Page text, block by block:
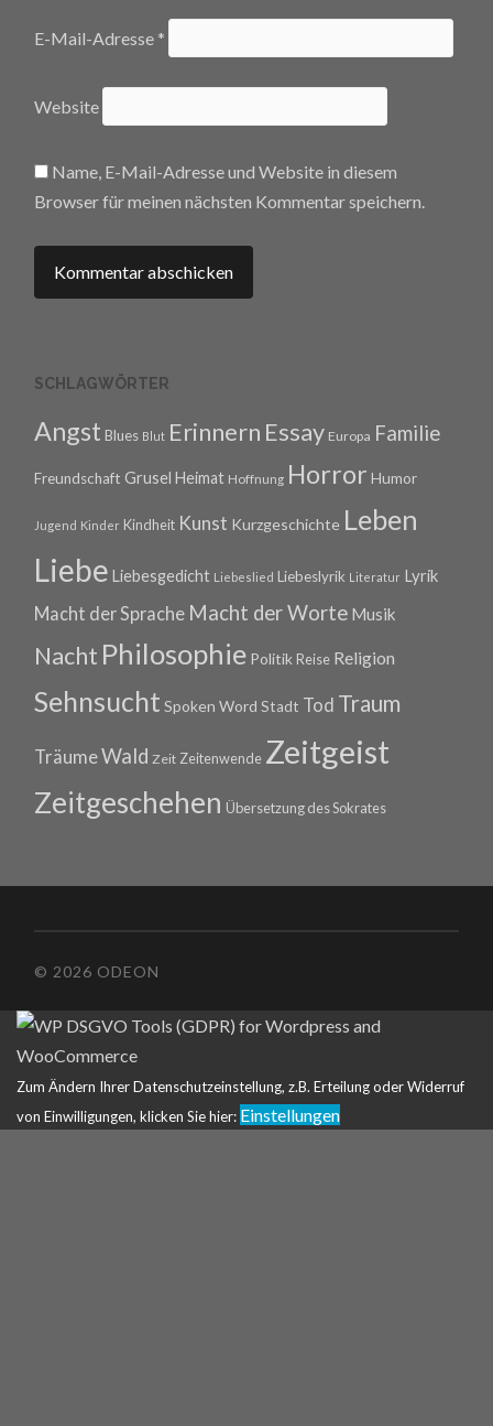
E-Mail-Adresse *
Website
Name, E-Mail-Adresse und Website in diesem
Browser für meinen nächsten Kommentar speichern.
SCHLAGWÖRTER
Angst Blues Blut Erinnern Essay Europa Familie
Freundschaft Grusel Heimat Hoffnung Horror Humor
Jugend Kinder Kindheit Kunst Kurzgeschichte Leben
Liebe Liebesgedicht Liebeslied Liebeslyrik Literatur Lyrik
Macht der Sprache Macht der Worte Musik
Nacht Philosophie Politik Reise Religion
Sehnsucht Spoken Word Stadt Tod Traum
TräumeWald Zeit Zeitenwende Zeitgeist
Zeitgeschehen Übersetzung des Sokrates
© 2026 ODEON
Zum Ändern Ihrer Datenschutzeinstellung, z.B. Erteilung oder Widerruf
von Einwilligungen, klicken Sie hier: Einstellungen